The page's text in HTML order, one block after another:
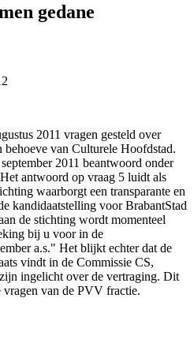
gedane
2011 vragen gesteld over
van Culturele Hoofdstad.
2011 beantwoord onder
antwoord op vraag 5 luidt als
waarborgt een transparante en
kandidaatstelling voor BrabantStad
de stichting wordt momenteel
bij u voor in de
a.s." Het blijkt echter dat de
vindt in de Commissie CS,
ingelicht over de vertraging. Dit
van de PVV fractie.